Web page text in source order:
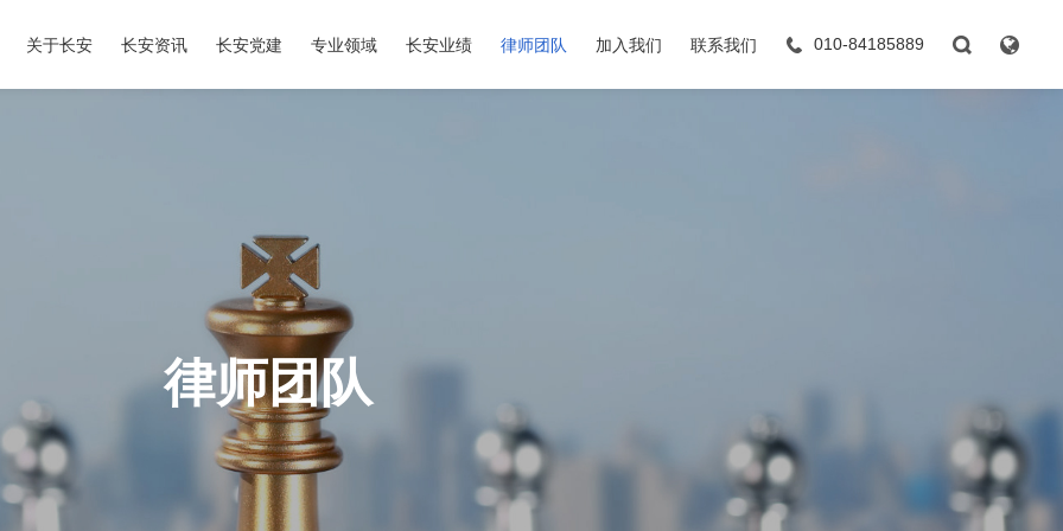
关于长安 长安资讯 长安党建 专业领域 长安业绩 律师团队 加入我们 联系我们 010-84185889
律师团队